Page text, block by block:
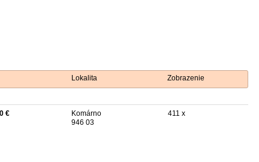
Lokalita Zobrazenie
€
Komárno
946 03
411 x